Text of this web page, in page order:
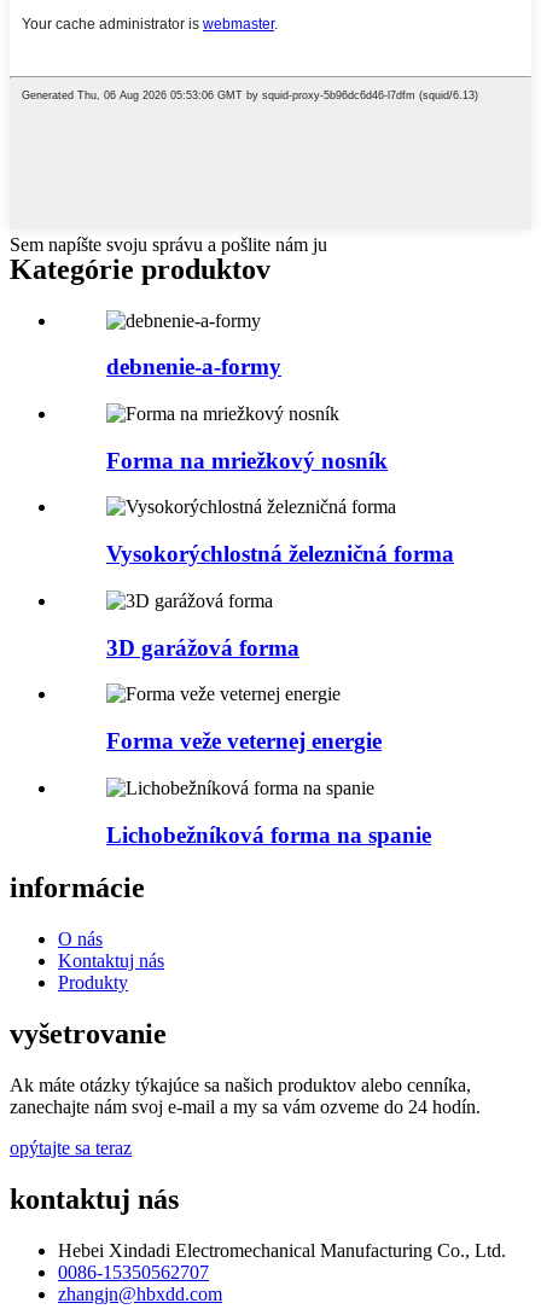
Sem napíšte svoju správu a pošlite nám ju
Kategórie produktov
debnenie-a-formy
Forma na mriežkový nosník
Vysokorýchlostná železničná forma
3D garážová forma
Forma veže veternej energie
Lichobežníková forma na spanie
informácie
O nás
Kontaktuj nás
Produkty
vyšetrovanie
Ak máte otázky týkajúce sa našich produktov alebo cenníka,
zanechajte nám svoj e-mail a my sa vám ozveme do 24 hodín.
opýtajte sa teraz
kontaktuj nás
Hebei Xindadi Electromechanical Manufacturing Co., Ltd.
0086-15350562707
zhangjn@hbxdd.com